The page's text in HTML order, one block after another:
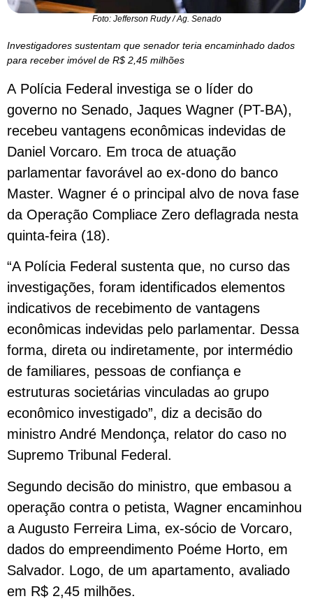
Foto: Jefferson Rudy / Ag. Senado
Investigadores sustentam que senador teria encaminhado dados
para receber imóvel de R$ 2,45 milhões
A Polícia Federal investiga se o líder do
governo no Senado, Jaques Wagner (PT-BA),
recebeu vantagens econômicas indevidas de
Daniel Vorcaro. Em troca de atuação
parlamentar favorável ao ex-dono do banco
Master. Wagner é o principal alvo de nova fase
da Operação Compliace Zero deflagrada nesta
quinta-feira (18).
“A Polícia Federal sustenta que, no curso das
investigações, foram identificados elementos
indicativos de recebimento de vantagens
econômicas indevidas pelo parlamentar. Dessa
forma, direta ou indiretamente, por intermédio
de familiares, pessoas de confiança e
estruturas societárias vinculadas ao grupo
econômico investigado”, diz a decisão do
ministro André Mendonça, relator do caso no
Supremo Tribunal Federal.
Segundo decisão do ministro, que embasou a
operação contra o petista, Wagner encaminhou
a Augusto Ferreira Lima, ex-sócio de Vorcaro,
dados do empreendimento Poéme Horto, em
Salvador. Logo, de um apartamento, avaliado
em R$ 2,45 milhões.